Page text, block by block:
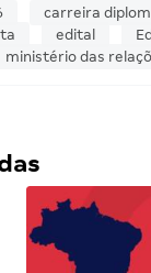
carreira
edital
ministério das